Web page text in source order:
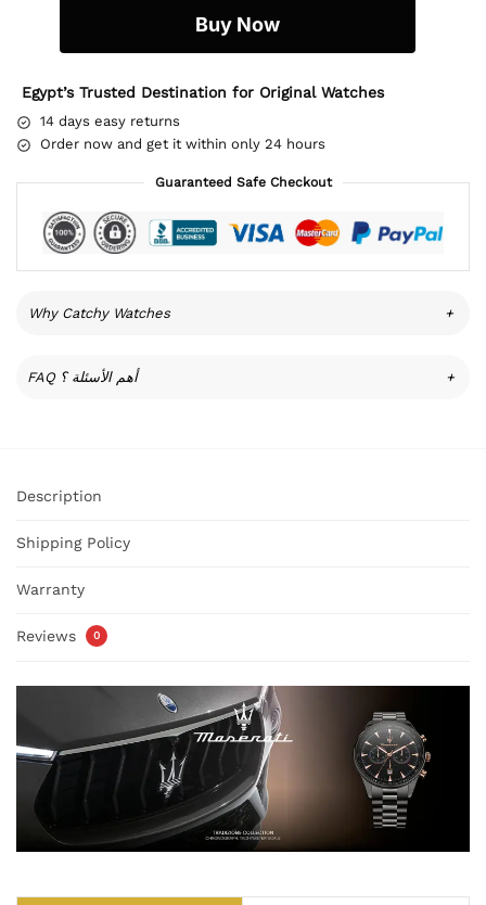
Buy Now
Egypt’s Trusted Destination for Original Watches
14 days easy returns
Order now and get it within only 24 hours
Guaranteed Safe Checkout
Why Catchy Watches +
FAQ أهم الأسئلة ؟ +
Description
Shipping Policy
Warranty
Reviews 0